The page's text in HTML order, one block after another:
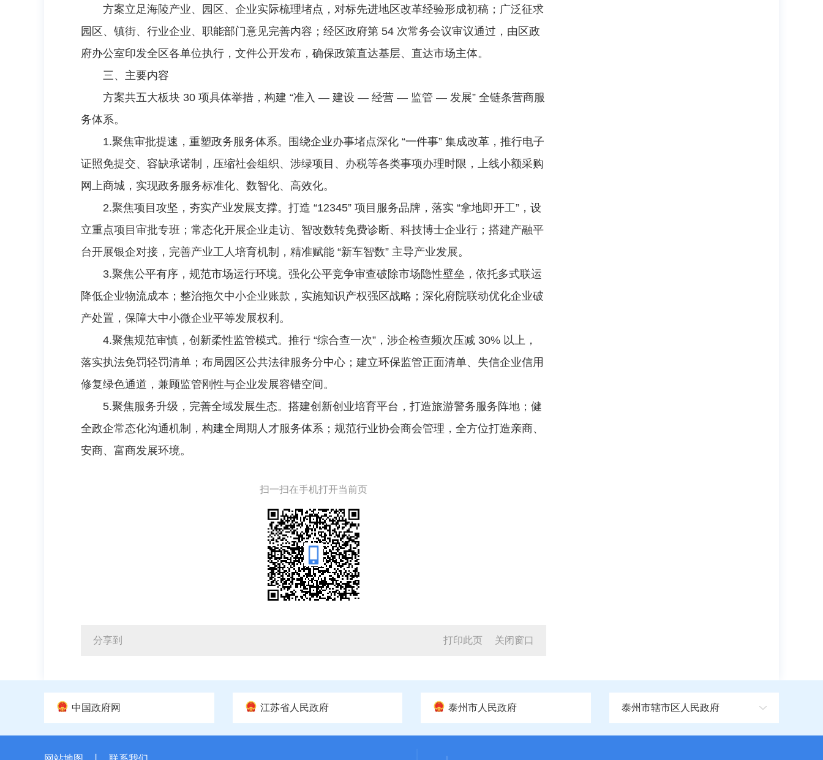
方案立足海陵产业、园区、企业实际梳理堵点，对标先进地区改革经验形成初稿；广泛征求
园区、镇街、行业企业、职能部门意见完善内容；经区政府第 54 次常务会议审议通过，由区政
府办公室印发全区各单位执行，文件公开发布，确保政策直达基层、直达市场主体。
三、主要内容
方案共五大板块 30 项具体举措，构建 “准入 — 建设 — 经营 — 监管 — 发展” 全链条营商服
务体系。
1.聚焦审批提速，重塑政务服务体系。围绕企业办事堵点深化 “一件事” 集成改革，推行电子
证照免提交、容缺承诺制，压缩社会组织、涉绿项目、办税等各类事项办理时限，上线小额采购
网上商城，实现政务服务标准化、数智化、高效化。
2.聚焦项目攻坚，夯实产业发展支撑。打造 “12345” 项目服务品牌，落实 “拿地即开工”，设
立重点项目审批专班；常态化开展企业走访、智改数转免费诊断、科技博士企业行；搭建产融平
台开展银企对接，完善产业工人培育机制，精准赋能 “新车智数” 主导产业发展。
3.聚焦公平有序，规范市场运行环境。强化公平竞争审查破除市场隐性壁垒，依托多式联运
降低企业物流成本；整治拖欠中小企业账款，实施知识产权强区战略；深化府院联动优化企业破
产处置，保障大中小微企业平等发展权利。
4.聚焦规范审慎，创新柔性监管模式。推行 “综合查一次”，涉企检查频次压减 30% 以上，
落实执法免罚轻罚清单；布局园区公共法律服务分中心；建立环保监管正面清单、失信企业信用
修复绿色通道，兼顾监管刚性与企业发展容错空间。
5.聚焦服务升级，完善全域发展生态。搭建创新创业培育平台，打造旅游警务服务阵地；健
全政企常态化沟通机制，构建全周期人才服务体系；规范行业协会商会管理，全方位打造亲商、
安商、富商发展环境。
扫一扫在手机打开当前页
分享到 打印此页 关闭窗口
中国政府网 江苏省人民政府 泰州市人民政府 泰州市辖市区人民政府